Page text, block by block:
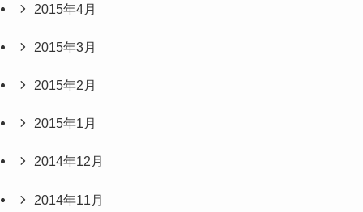
2015年4月
2015年3月
2015年2月
2015年1月
2014年12月
2014年11月